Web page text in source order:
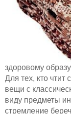
здоровому
Для тех, кто чтит
вещи с
виду предметы
стремление